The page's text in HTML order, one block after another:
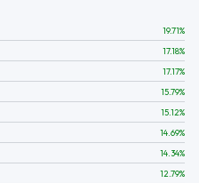
19.71%
17.18%
17.17%
15.79%
15.12%
14.69%
14.34%
12.79%